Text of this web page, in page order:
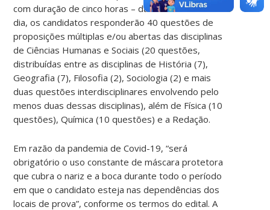
com duração de cinco horas – das 14h às 19h. Neste
dia, os candidatos responderão 40 questões de
proposições múltiplas e/ou abertas das disciplinas
de Ciências Humanas e Sociais (20 questões,
distribuídas entre as disciplinas de História (7),
Geografia (7), Filosofia (2), Sociologia (2) e mais
duas questões interdisciplinares envolvendo pelo
menos duas dessas disciplinas), além de Física (10
questões), Química (10 questões) e a Redação.
Em razão da pandemia de Covid-19, “será
obrigatório o uso constante de máscara protetora
que cubra o nariz e a boca durante todo o período
em que o candidato esteja nas dependências dos
locais de prova”, conforme os termos do edital. A